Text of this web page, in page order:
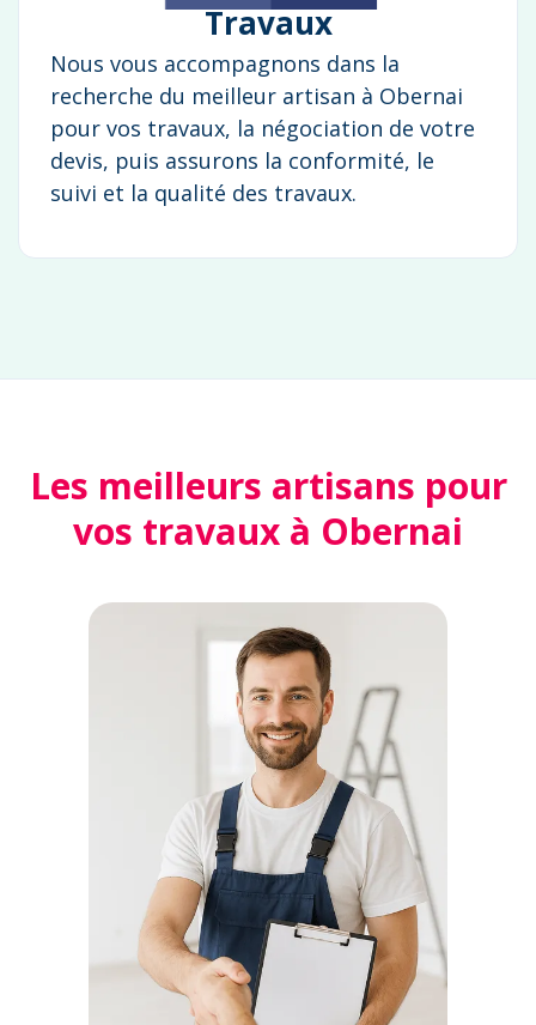
Travaux
Nous vous accompagnons dans la
recherche du meilleur artisan à Obernai
pour vos travaux, la négociation de votre
devis, puis assurons la conformité, le
suivi et la qualité des travaux.
Les meilleurs artisans pour
vos travaux à Obernai